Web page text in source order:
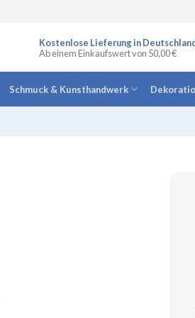
Kostenlose Lieferung in
Ab einem Einkaufswert von 50,00 €
Schmuck & Kunsthandwerk